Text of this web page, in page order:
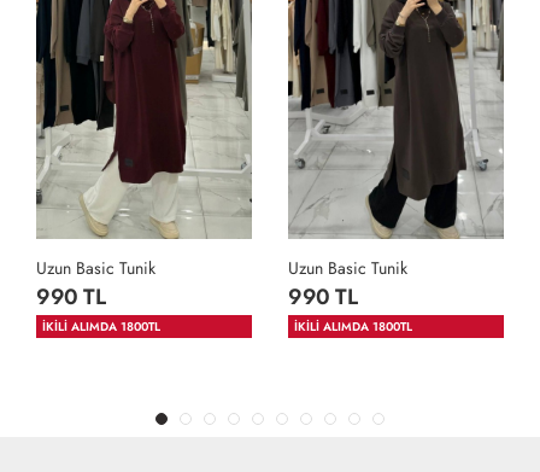
Uzun Basic Tunik
990 TL
İKİLİ ALIMDA 1800TL
Uzun Basic Tunik
990 TL
İKİLİ ALIMDA 1800TL